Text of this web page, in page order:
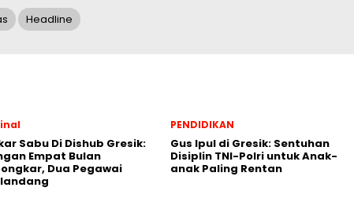
Headline
Sabu Di Dishub Gresik:
Empat Bulan
Dua Pegawai
PENDIDIKAN
Gus Ipul di Gresik: Sentuhan
Disiplin TNI-Polri untuk Anak-
anak Paling Rentan